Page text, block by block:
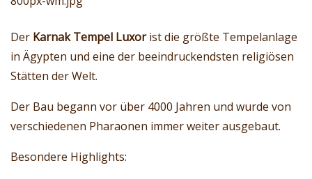
Der Karnak Tempel Luxorist die größte Tempelanlage
in Ägypten und eine der beeindruckendsten religiösen
Stätten der Welt.
Der Bau begann vor über 4000 Jahren und wurde von
verschiedenen Pharaonen immer weiter ausgebaut.
Besondere Highlights: